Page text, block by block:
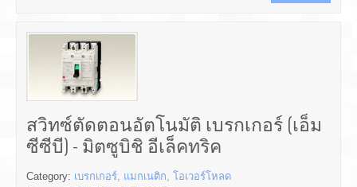
สวิทซ์ตัดตอนอัตโนมัติ เบรกเกอร์ (เอ็ม
ซีซีบี) - มิตซูบิชิ อีเล็คทริค
Category: เบรกเกอร์, แมกเนติก, โอเวอร์โหลด